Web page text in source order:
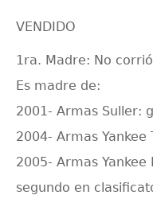
VENDIDO
1ra. Madre: No
Es madre de:
2001- Armas Suller:
2004- Armas Yankee
2005- Armas Yankee
segundo en